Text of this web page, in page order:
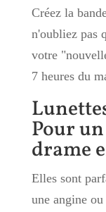
Créez la
n'oubliez pas
votre
7 heures du
Pour
drame
Elles sont
une angine